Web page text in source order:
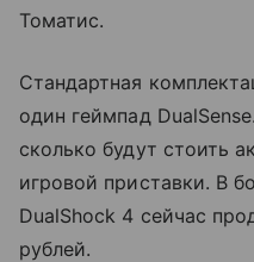
Томатис.
Стандартная
один геймпад
сколько будут стоить
игровой приставки. В
DualShock 4 сейчас
рублей.